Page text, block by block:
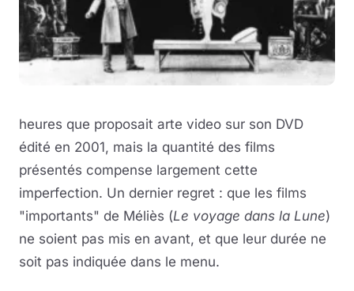
heures que proposait arte video sur son DVD
édité en 2001, mais la quantité des films
présentés compense largement cette
imperfection. Un dernier regret : que les films
"importants" de Méliès (Le voyage dans la Lune)
ne soient pas mis en avant, et que leur durée ne
soit pas indiquée dans le menu.